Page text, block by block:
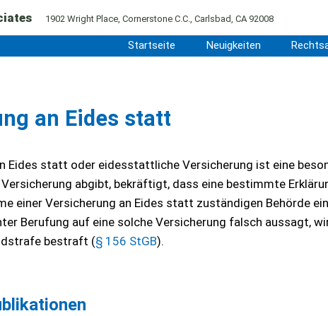
1902 Wright Place, Cornerstone C.C., Carlsbad, CA 92008
Startseite Neuigkeiten
an Eides statt
Eides statt oder eidesstattliche Versicherung ist eine
abgibt, bekräftigt, dass eine bestimmte
einer Versicherung an Eides statt zuständigen Behörde
Berufung auf eine solche Versicherung falsch aussagt,
bestraft (§ 156 StGB).